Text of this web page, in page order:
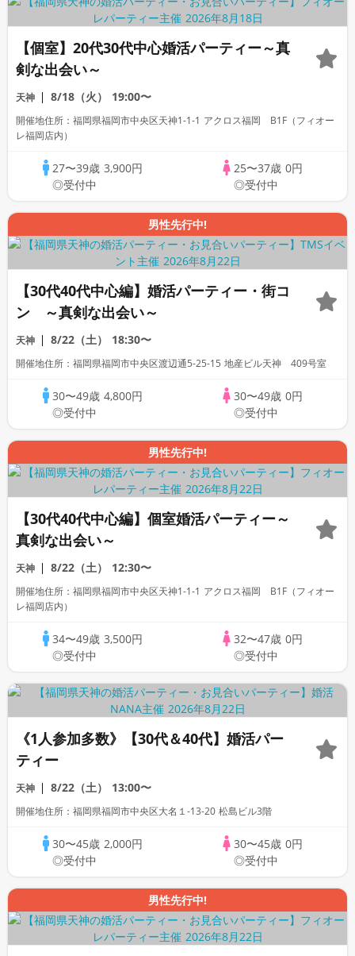
【個室】20代30代中心婚活パーティー～真
剣な出会い～
天神 8/18（火） 19:00〜
開催地住所：福岡県福岡市中央区天神1-1-1 アクロス福岡 B1F（フィオー
レ福岡店内）
27〜39歳 3,900円
◎受付中
25〜37歳 0円
◎受付中
男性先行中!
【30代40代中心編】婚活パーティー・街コ
ン ～真剣な出会い～
天神 8/22（土） 18:30〜
開催地住所：福岡県福岡市中央区渡辺通5-25-15 地産ビル天神 409号室
30〜49歳 4,800円
◎受付中
30〜49歳 0円
◎受付中
男性先行中!
【30代40代中心編】個室婚活パーティー～
真剣な出会い～
天神 8/22（土） 12:30〜
開催地住所：福岡県福岡市中央区天神1-1-1 アクロス福岡 B1F（フィオー
レ福岡店内）
34〜49歳 3,500円
◎受付中
32〜47歳 0円
◎受付中
《1人参加多数》【30代＆40代】婚活パー
ティー
天神 8/22（土） 13:00〜
開催地住所：福岡県福岡市中央区大名１-13-20 松島ビル3階
30〜45歳 2,000円
◎受付中
30〜45歳 0円
◎受付中
男性先行中!